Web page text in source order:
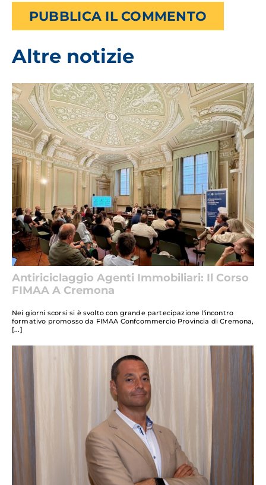
Altre notizie
Antiriciclaggio Agenti Immobiliari: Il Corso
FIMAA A Cremona
Nei giorni scorsi si è svolto con grande partecipazione l'incontro
formativo promosso da FIMAA Confcommercio Provincia di Cremona,